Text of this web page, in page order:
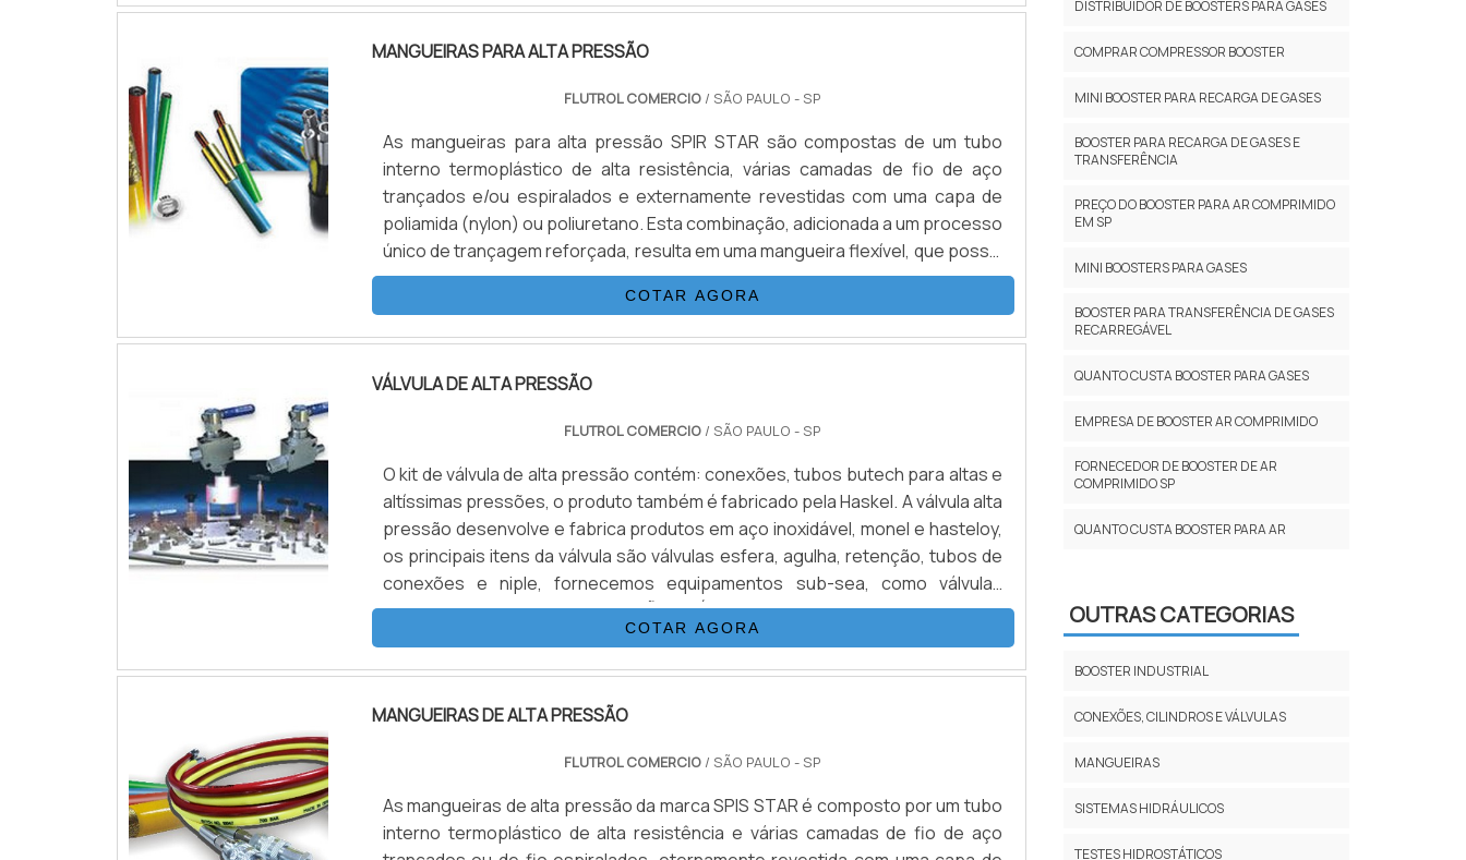
MANGUEIRAS PARA ALTA PRESSÃO
FLUTROL COMERCIO / SÃO PAULO - SP
As mangueiras para alta pressão SPIR STAR são compostas de um tubo
interno termoplástico de alta resistência, várias camadas de fio de aço
trançados e/ou espiralados e externamente revestidas com uma capa de
poliamida (nylon) ou poliuretano. Esta combinação, adicionada a um processo
único de trançagem reforçada, resulta em uma mangueira flexível, que possui
as seguintes propriedades: Desenvolvida para alta e altíssimas pressões
(3.200 Bar) Excelentes características de vazão Baixa expansão vol.
COTAR AGORA
VÁLVULA DE ALTA PRESSÃO
FLUTROL COMERCIO / SÃO PAULO - SP
O kit de válvula de alta pressão contém: conexões, tubos butech para altas e
altíssimas pressões, o produto também é fabricado pela Haskel. A válvula alta
pressão desenvolve e fabrica produtos em aço inoxidável, monel e hasteloy,
os principais itens da válvula são válvulas esfera, agulha, retenção, tubos de
conexões e niple, fornecemos equipamentos sub-sea, como válvulas
atuadas e conexões.INFORMAÇÕES BÁSICAS SOBRE O PRODUTOA válvula
agulha é revestido em aço inox com bitolas de 1/8.
COTAR AGORA
MANGUEIRAS DE ALTA PRESSÃO
FLUTROL COMERCIO / SÃO PAULO - SP
As mangueiras de alta pressão da marca SPIS STAR é composto por um tubo
interno termoplástico de alta resistência e várias camadas de fio de aço
DISTRIBUIDOR DE BOOSTERS PARA GASES
COMPRAR COMPRESSOR BOOSTER
MINI BOOSTER PARA RECARGA DE GASES
BOOSTER PARA RECARGA DE GASES E
TRANSFERÊNCIA
PREÇO DO BOOSTER PARA AR COMPRIMIDO
EM SP
MINI BOOSTERS PARA GASES
BOOSTER PARA TRANSFERÊNCIA DE GASES
RECARREGÁVEL
QUANTO CUSTA BOOSTER PARA GASES
EMPRESA DE BOOSTER AR COMPRIMIDO
FORNECEDOR DE BOOSTER DE AR
COMPRIMIDO SP
QUANTO CUSTA BOOSTER PARA AR
OUTRAS CATEGORIAS
BOOSTER INDUSTRIAL
CONEXÕES, CILINDROS E VÁLVULAS
MANGUEIRAS
SISTEMAS HIDRÁULICOS
TESTES HIDROSTÁTICOS